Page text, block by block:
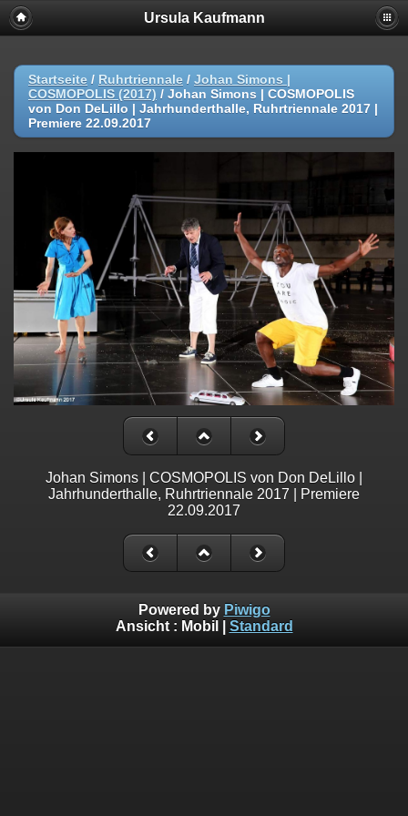
Ursula Kaufmann
Startseite / Ruhrtriennale / Johan Simons |
COSMOPOLIS (2017) / Johan Simons | COSMOPOLIS
von Don DeLillo | Jahrhunderthalle, Ruhrtriennale 2017 |
Premiere 22.09.2017
Johan Simons | COSMOPOLIS von Don DeLillo |
Jahrhunderthalle, Ruhrtriennale 2017 | Premiere
22.09.2017
Powered by Piwigo
Ansicht : Mobil Standard